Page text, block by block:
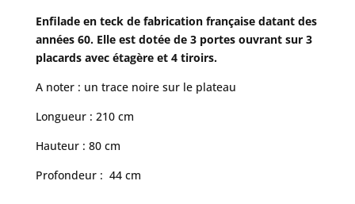
Enfilade en teck de fabrication française datant des
années 60. Elle est dotée de 3 portes ouvrant sur 3
placards avec étagère et 4 tiroirs.
A noter : un trace noire sur le plateau
Longueur : 210 cm
Hauteur : 80 cm
Profondeur : 44 cm